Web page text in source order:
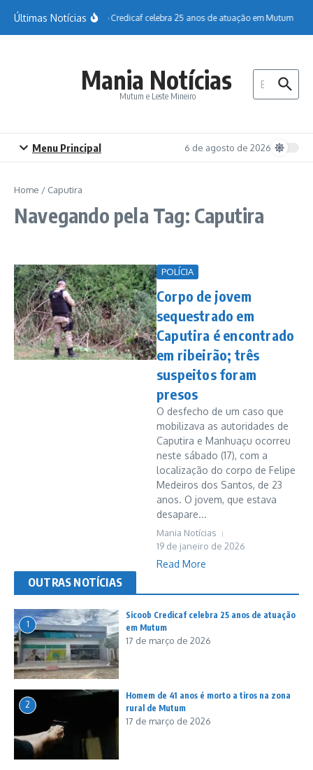
Últimas NotíciasSicoob Credicaf celebra 25 anos de atuação em Mutum
Mania Notícias
Mutum e Leste Mineiro
Procurar por:
Menu Principal 6 de agosto de 2026
Home / Caputira
Navegando pela Tag: Caputira
POLÍCIA
Corpo de jovem
sequestrado em
Caputira é encontrado
em ribeirão; três
suspeitos foram
presos
O desfecho de um caso que
mobilizava as autoridades de
Caputira e Manhuaçu ocorreu
neste sábado (17), com a
localização do corpo de Felipe
Medeiros dos Santos, de 23
anos. O jovem, que estava
desapare...
Mania Notícias
19 de janeiro de 2026
Read More
OUTRAS NOTÍCIAS
1
Sicoob Credicaf celebra 25 anos de atuação
em Mutum
17 de março de 2026
2
Homem de 41 anos é morto a tiros na zona
rural de Mutum
17 de março de 2026